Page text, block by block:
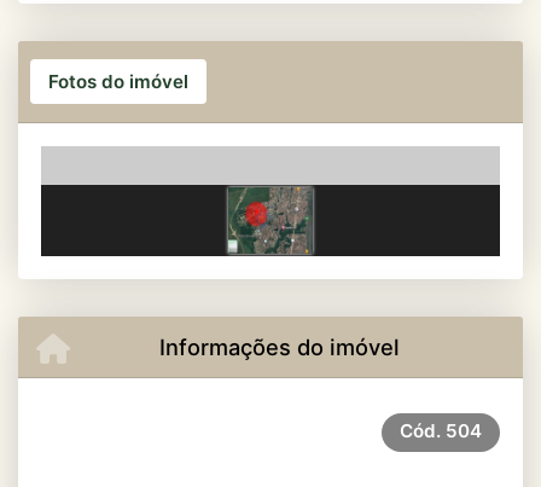
Fotos do imóvel
Informações do imóvel
Cód. 504